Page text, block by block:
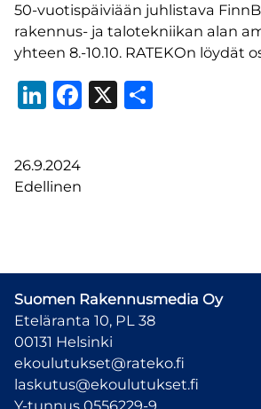
50-vuotispäiviään juhlistava
rakennus- ja talotekniikan alan
yhteen 8.-10.10. RATEKOn löydät
LinkedIn
Facebook
X
26.9.2024
Edellinen
Suomen Rakennusmedia Oy
Eteläranta 10, PL 38
00131 Helsinki
ekoulutukset@rateko.fi
laskutus@ekoulutukset.fi
Y-tunnus 0556229-9